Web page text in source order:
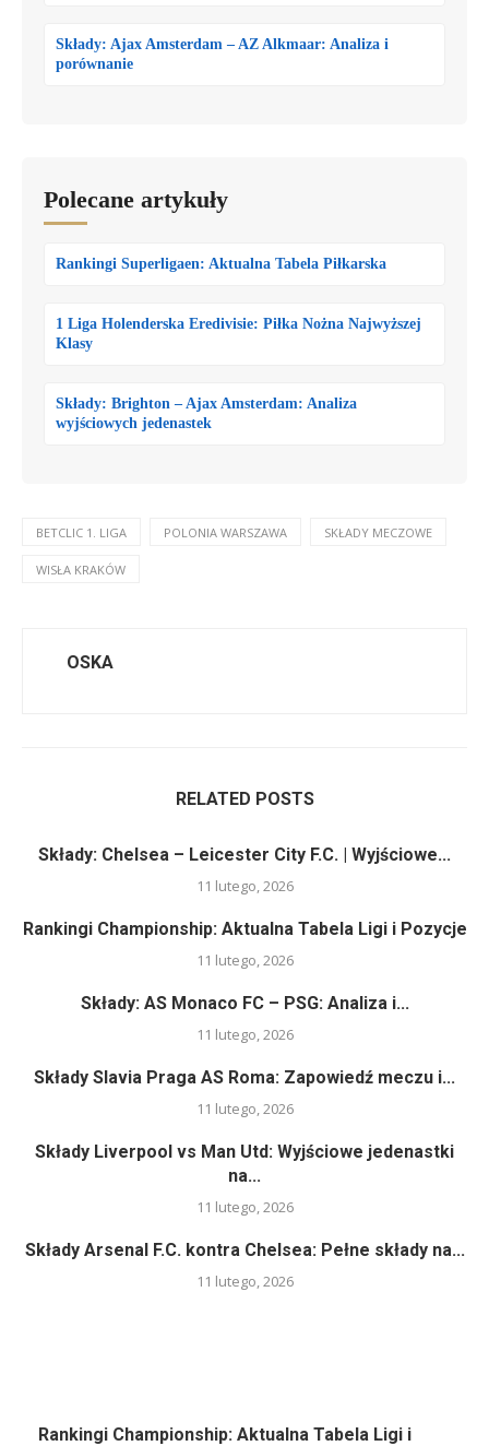
Składy: Ajax Amsterdam – AZ Alkmaar: Analiza i
porównanie
Polecane artykuły
Rankingi Superligaen: Aktualna Tabela Piłkarska
1 Liga Holenderska Eredivisie: Piłka Nożna Najwyższej
Klasy
Składy: Brighton – Ajax Amsterdam: Analiza
wyjściowych jedenastek
BETCLIC 1. LIGA POLONIA WARSZAWA SKŁADY MECZOWE
WISŁA KRAKÓW
OSKA
RELATED POSTS
Składy: Chelsea – Leicester City F.C. | Wyjściowe...
11 lutego, 2026
Rankingi Championship: Aktualna Tabela Ligi i Pozycje
11 lutego, 2026
Składy: AS Monaco FC – PSG: Analiza i...
11 lutego, 2026
Składy Slavia Praga AS Roma: Zapowiedź meczu i...
11 lutego, 2026
Składy Liverpool vs Man Utd: Wyjściowe jedenastki
na...
11 lutego, 2026
Składy Arsenal F.C. kontra Chelsea: Pełne składy na...
11 lutego, 2026
Rankingi Championship: Aktualna Tabela Ligi i